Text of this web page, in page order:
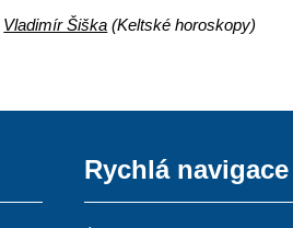
Vladimír Šiška (Keltské horoskopy)
Rychlá navigace